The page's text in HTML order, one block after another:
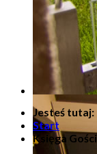
Jesteś tutaj:
Start
Księga Gości